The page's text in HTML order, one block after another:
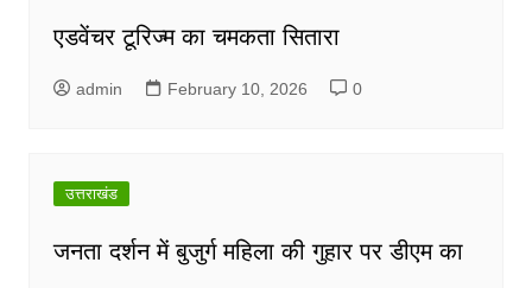
एडवेंचर टूरिज्म का चमकता सितारा
admin February 10, 2026 0
उत्तराखंड
जनता दर्शन में बुजुर्ग महिला की गुहार पर डीएम का